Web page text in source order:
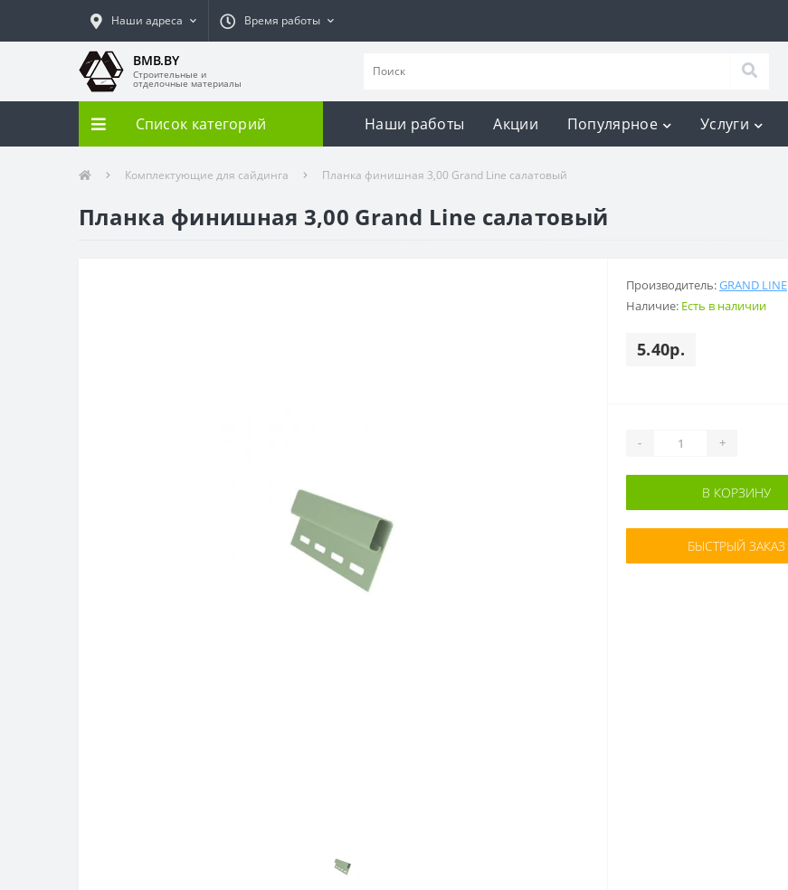
Наши адреса Время работы
BMB.BY
Строительные и
отделочные материалы
Список категорий Наши работы Акции Популярное Услуги
Комплектующие для сайдинга Планка финишная 3,00 Grand Line салатовый
Планка финишная 3,00 Grand Line салатовый
Производитель:GRAND LINE
Наличие: Есть в наличии
5.40р.
- +
В КОРЗИНУ
БЫСТРЫЙ ЗАКАЗ